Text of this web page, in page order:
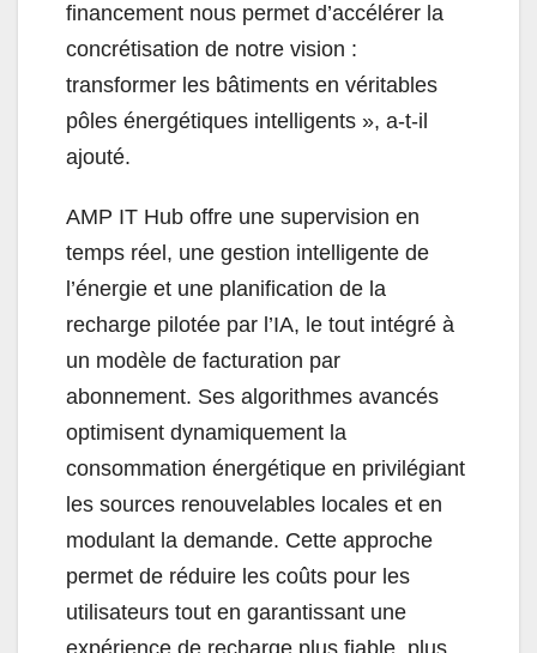
financement nous permet d’accélérer la
concrétisation de notre vision :
transformer les bâtiments en véritables
pôles énergétiques intelligents », a-t-il
ajouté.
AMP IT Hub offre une supervision en
temps réel, une gestion intelligente de
l’énergie et une planification de la
recharge pilotée par l’IA, le tout intégré à
un modèle de facturation par
abonnement. Ses algorithmes avancés
optimisent dynamiquement la
consommation énergétique en privilégiant
les sources renouvelables locales et en
modulant la demande. Cette approche
permet de réduire les coûts pour les
utilisateurs tout en garantissant une